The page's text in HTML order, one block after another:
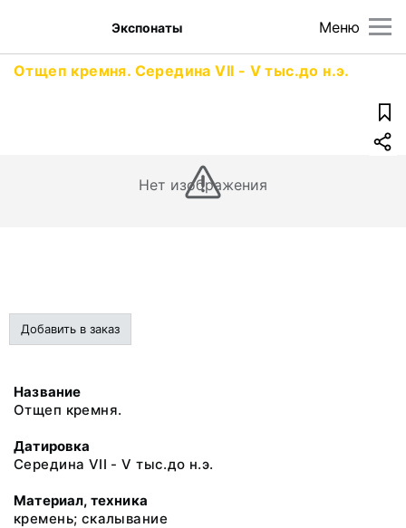
Меню
Экспонаты
Отщеп кремня. Середина VII - V тыс.до н.э.
Нет изображения
Добавить в заказ
Название
Отщеп кремня.
Датировка
Середина VII - V тыс.до н.э.
Материал, техника
кремень; скалывание